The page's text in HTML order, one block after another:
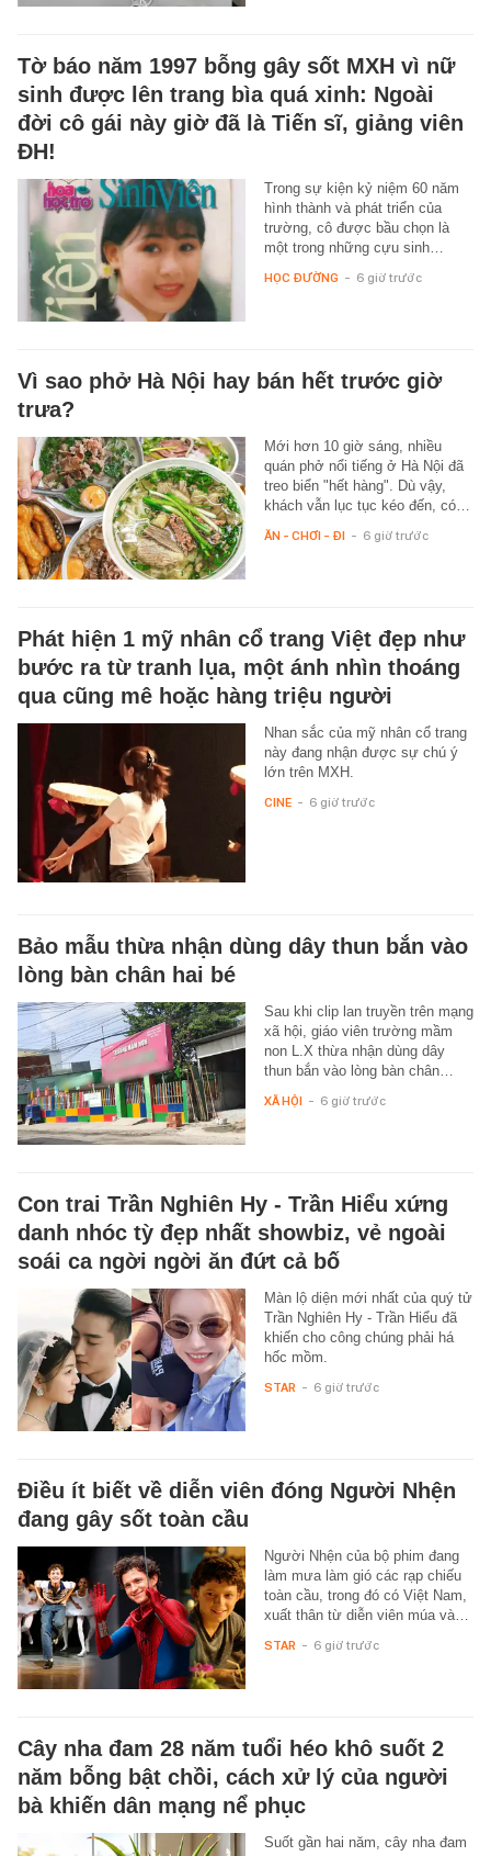
Tờ báo năm 1997 bỗng gây sốt MXH vì nữ
sinh được lên trang bìa quá xinh: Ngoài
đời cô gái này giờ đã là Tiến sĩ, giảng viên
ĐH!
Trong sự kiện kỷ niệm 60 năm
hình thành và phát triển của
trường, cô được bầu chọn là
một trong những cựu sinh…
HỌC ĐƯỜNG - 6 giờ trước
Vì sao phở Hà Nội hay bán hết trước giờ
trưa?
Mới hơn 10 giờ sáng, nhiều
quán phở nổi tiếng ở Hà Nội đã
treo biển "hết hàng". Dù vậy,
khách vẫn lục tục kéo đến, có…
ĂN - CHƠI - ĐI - 6 giờ trước
Phát hiện 1 mỹ nhân cổ trang Việt đẹp như
bước ra từ tranh lụa, một ánh nhìn thoáng
qua cũng mê hoặc hàng triệu người
Nhan sắc của mỹ nhân cổ trang
này đang nhận được sự chú ý
lớn trên MXH.
CINE - 6 giờ trước
Bảo mẫu thừa nhận dùng dây thun bắn vào
lòng bàn chân hai bé
Sau khi clip lan truyền trên mạng
xã hội, giáo viên trường mầm
non L.X thừa nhận dùng dây
thun bắn vào lòng bàn chân…
XÃ HỘI - 6 giờ trước
Con trai Trần Nghiên Hy - Trần Hiểu xứng
danh nhóc tỳ đẹp nhất showbiz, vẻ ngoài
soái ca ngời ngời ăn đứt cả bố
Màn lộ diện mới nhất của quý tử
Trần Nghiên Hy - Trần Hiểu đã
khiến cho công chúng phải há
hốc mồm.
STAR - 6 giờ trước
Điều ít biết về diễn viên đóng Người Nhện
đang gây sốt toàn cầu
Người Nhện của bộ phim đang
làm mưa làm gió các rạp chiếu
toàn cầu, trong đó có Việt Nam,
xuất thân từ diễn viên múa và…
STAR - 6 giờ trước
Cây nha đam 28 năm tuổi héo khô suốt 2
năm bỗng bật chồi, cách xử lý của người
bà khiến dân mạng nể phục
Suốt gần hai năm, cây nha đam